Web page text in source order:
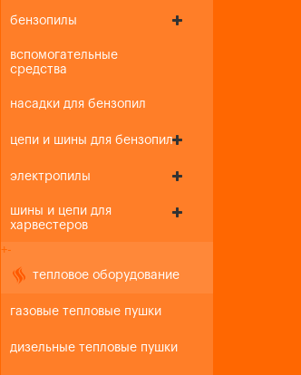
бензопилы
вспомогательные
средства
насадки для бензопил
цепи и шины для бензопил
электропилы
шины и цепи для
харвестеров
+-
тепловое оборудование
газовые тепловые пушки
дизельные тепловые пушки